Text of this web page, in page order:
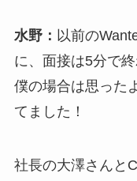
水野： 以前の
に、面接は5分で
僕の場合は思った
てました！
社長の大澤さんと